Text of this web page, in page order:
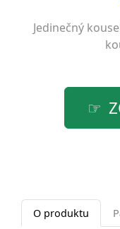
Jedinečný
O produktu